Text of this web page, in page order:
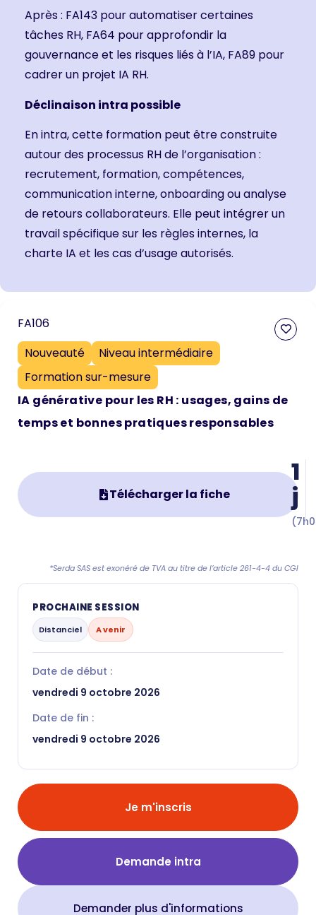
Après : FA143 pour automatiser certaines
tâches RH, FA64 pour approfondir la
gouvernance et les risques liés à l’IA, FA89 pour
cadrer un projet IA RH.
Déclinaison intra possible
En intra, cette formation peut être construite
autour des processus RH de l’organisation :
recrutement, formation, compétences,
communication interne, onboarding ou analyse
de retours collaborateurs. Elle peut intégrer un
travail spécifique sur les règles internes, la
charte IA et les cas d’usage autorisés.
FA106
Nouveauté
Niveau intermédiaire
Formation sur-mesure
IA générative pour les RH : usages, gains de
temps et bonnes pratiques responsables
Télécharger la fiche
1
j
*Serda SAS est exonéré de TVA au titre de l’article 261-4-4 du CGI
PROCHAINE SESSION
Distanciel A venir
Date de début :
vendredi 9 octobre 2026
Date de fin :
vendredi 9 octobre 2026
Je m'inscris
Demande intra
Demander plus d'informations